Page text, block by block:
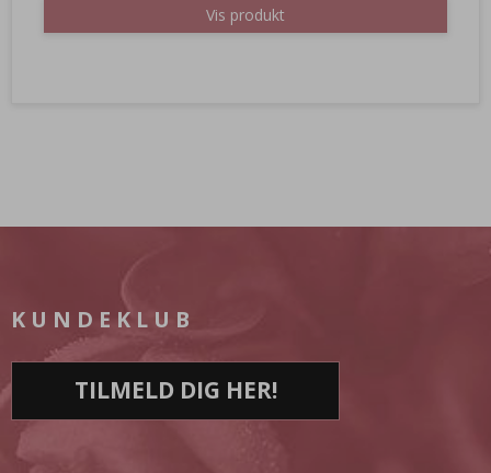
Vis produkt
KUNDEKLUB
TILMELD DIG HER!